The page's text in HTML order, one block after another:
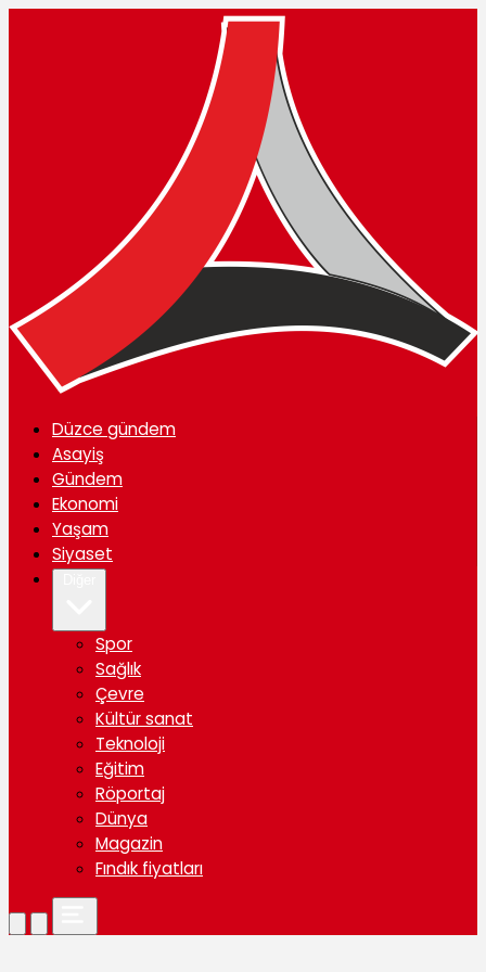
Düzce gündem
Asayiş
Gündem
Ekonomi
Yaşam
Siyaset
Spor
Sağlık
Çevre
Kültür sanat
Teknoloji
Eğitim
Röportaj
Dünya
Magazin
Fındık fiyatları